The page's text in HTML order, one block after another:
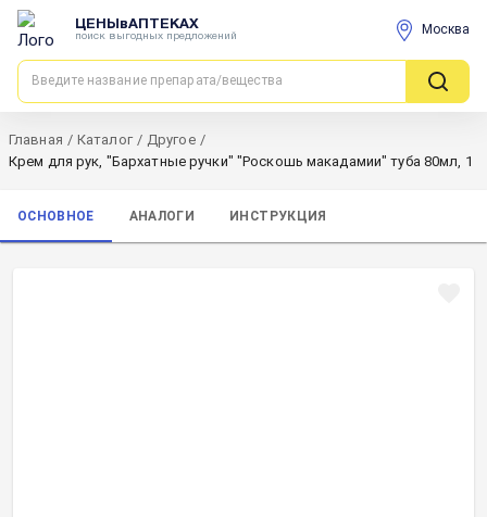
ЦЕНЫвАПТЕКАХ
поиск выгодных предложений Москва
Главная / Каталог / Другое /
Крем для рук, "Бархатные ручки" "Роскошь макадамии" туба 80мл, 1
ОСНОВНОЕ АНАЛОГИ ИНСТРУКЦИЯ